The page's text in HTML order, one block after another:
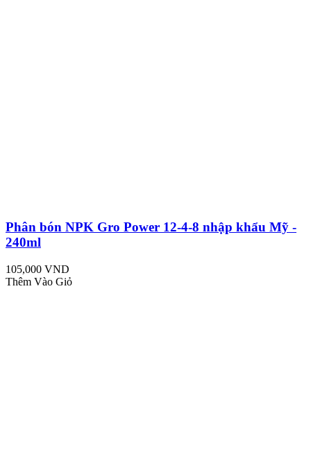
Phân bón NPK Gro Power 12-4-8 nhập khẩu Mỹ -
240ml
105,000 VND
Thêm Vào Giỏ